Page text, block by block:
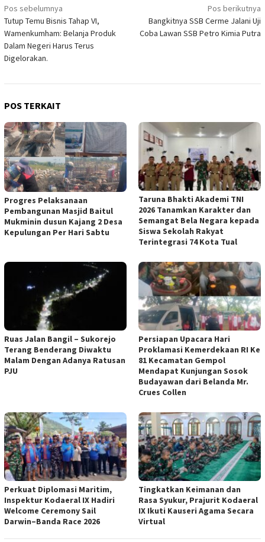
Navigasi
pos
Pos sebelumnya
Tutup Temu Bisnis Tahap VI,
Wamenkumham: Belanja Produk
Dalam Negeri Harus Terus
Digelorakan.
Pos berikutnya
Bangkitnya SSB Cerme Jalani Uji
Coba Lawan SSB Petro Kimia Putra
POS TERKAIT
Progres Pelaksanaan
Pembangunan Masjid Baitul
Mukminin dusun Kajang 2 Desa
Kepulungan Per Hari Sabtu
Taruna Bhakti Akademi TNI
2026 Tanamkan Karakter dan
Semangat Bela Negara kepada
Siswa Sekolah Rakyat
Terintegrasi 74 Kota Tual
Ruas Jalan Bangil – Sukorejo
Terang Benderang Diwaktu
Malam Dengan Adanya Ratusan
PJU
Persiapan Upacara Hari
Proklamasi Kemerdekaan RI Ke
81 Kecamatan Gempol
Mendapat Kunjungan Sosok
Budayawan dari Belanda Mr.
Crues Collen
Perkuat Diplomasi Maritim,
Inspektur Kodaeral IX Hadiri
Welcome Ceremony Sail
Darwin–Banda Race 2026
Tingkatkan Keimanan dan
Rasa Syukur, Prajurit Kodaeral
IX Ikuti Kauseri Agama Secara
Virtual